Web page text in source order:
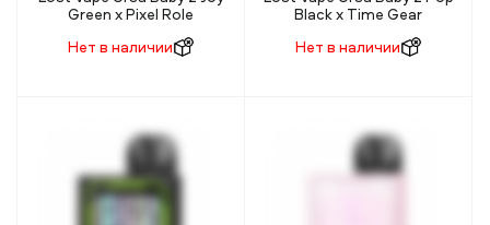
Green x Pixel Role
Нет в наличии
Black x Time Gear
Нет в наличии